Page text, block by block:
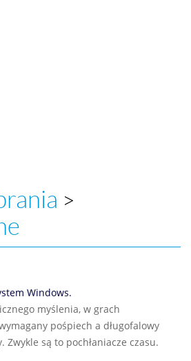
>
Windows.
myślenia, w grach
pośpiech a długofalowy
Zwykle są to pochłaniacze czasu.